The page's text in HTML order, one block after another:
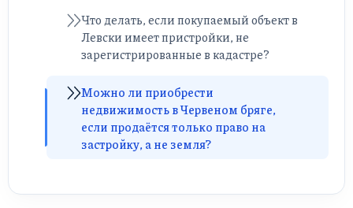
Что делать, если покупаемый объект в
Левски имеет пристройки, не
зарегистрированные в кадастре?
Можно ли приобрести
недвижимость в Червеном бряге,
если продаётся только право на
застройку, а не земля?